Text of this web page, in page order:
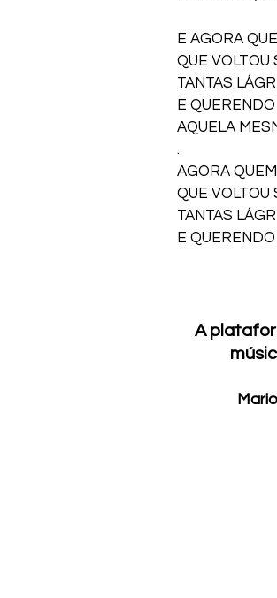
E AGORA
QUE VOLTOU
TANTAS
E
AQUELA
.
AGORA QUEM
QUE VOLTOU
TANTAS
E
A